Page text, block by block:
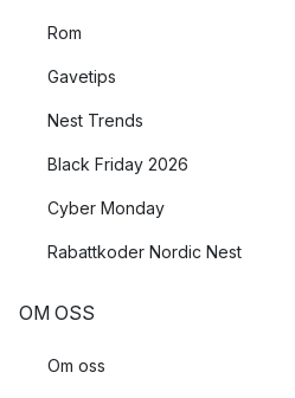
Rom
Gavetips
Nest Trends
Black Friday 2026
Cyber Monday
Rabattkoder Nordic Nest
OM OSS
Om oss